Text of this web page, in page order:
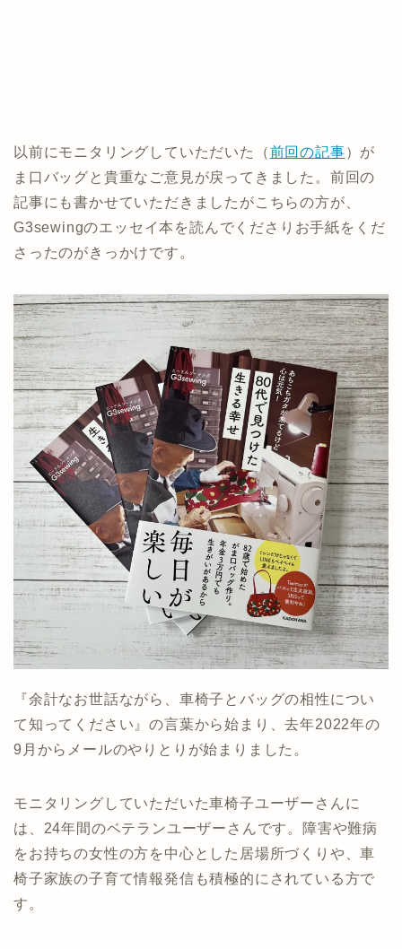
以前にモニタリングしていただいた（前回の記事）が
ま口バッグと貴重なご意見が戻ってきました。前回の
記事にも書かせていただきましたがこちらの方が、
G3sewingのエッセイ本を読んでくださりお手紙をくだ
さったのがきっかけです。
『余計なお世話ながら、車椅子とバッグの相性につい
て知ってください』の言葉から始まり、去年2022年の
9月からメールのやりとりが始まりました。
モニタリングしていただいた車椅子ユーザーさんに
は、24年間のベテランユーザーさんです。障害や難病
をお持ちの女性の方を中心とした居場所づくりや、車
椅子家族の子育て情報発信も積極的にされている方で
す。